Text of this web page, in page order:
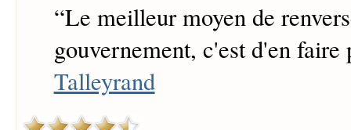
“Le meilleur moyen de
gouvernement, c'est d'en faire
Talleyrand